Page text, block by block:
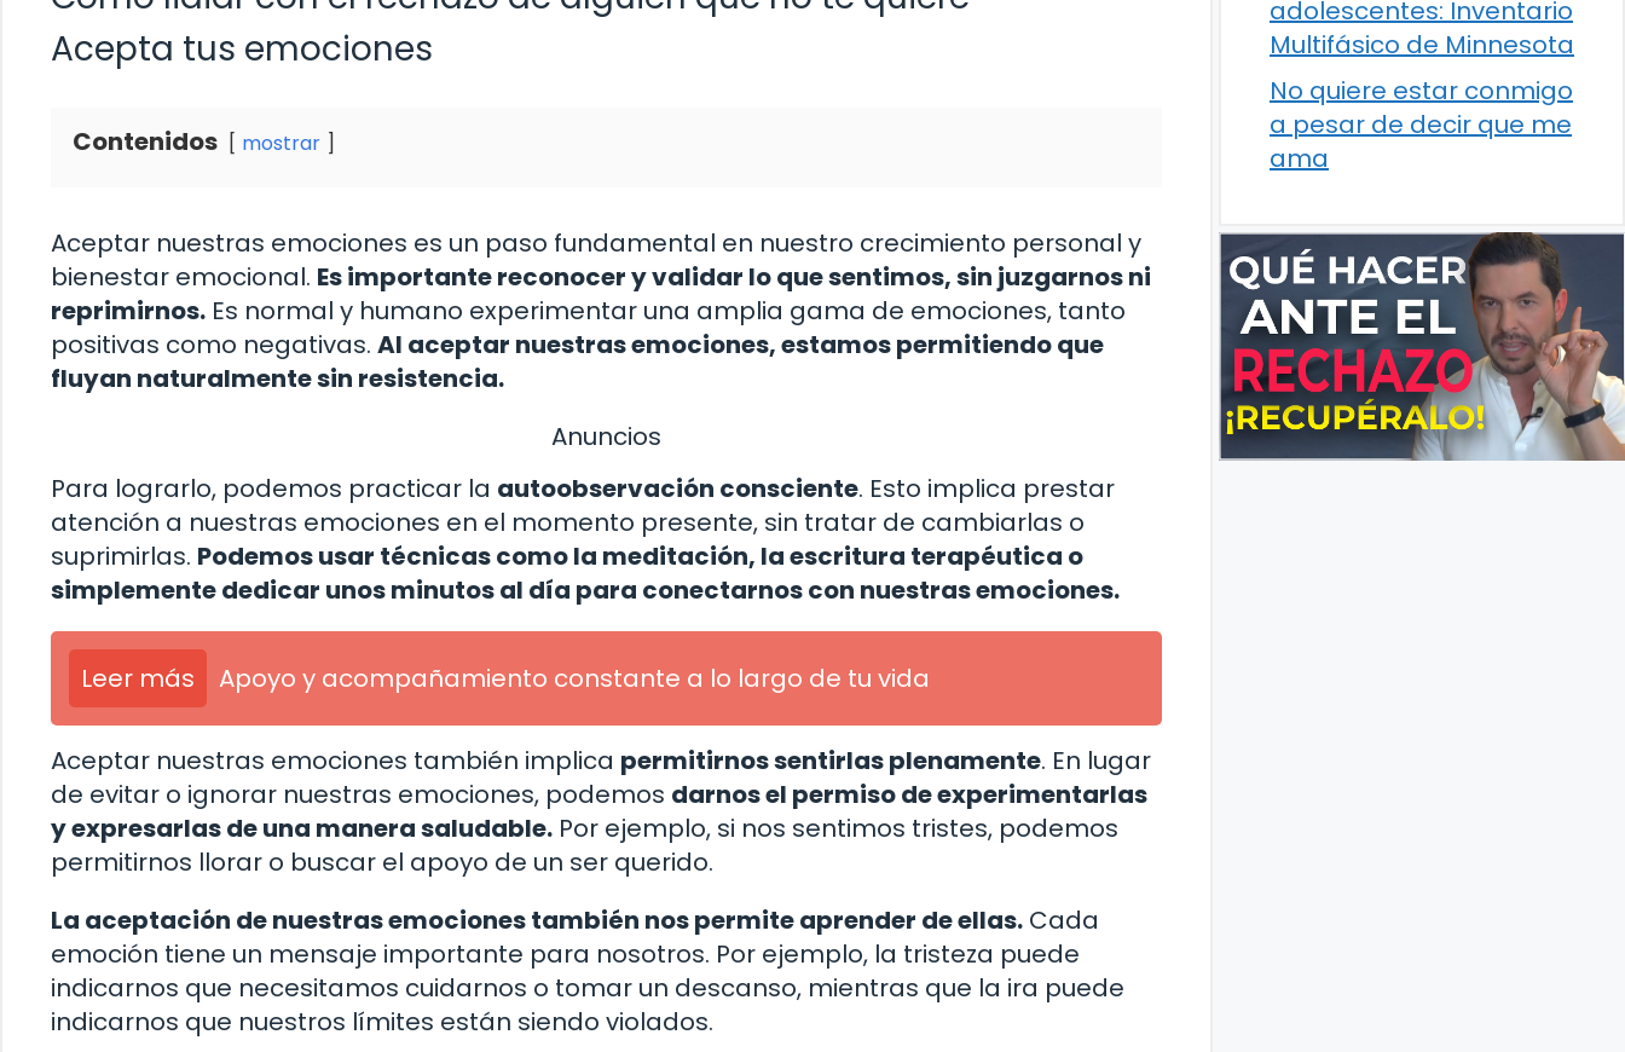
Acepta tus emociones
Contenidos mostrar
Aceptar nuestras emociones es un paso fundamental en nuestro crecimiento personal y
bienestar emocional. Es importante reconocer y validar lo que sentimos, sin juzgarnos ni
reprimirnos. Es normal y humano experimentar una amplia gama de emociones, tanto
positivas como negativas. Al aceptar nuestras emociones, estamos permitiendo que
fluyan naturalmente sin resistencia.
Anuncios
Para lograrlo, podemos practicar la autoobservación consciente. Esto implica prestar
atención a nuestras emociones en el momento presente, sin tratar de cambiarlas o
suprimirlas. Podemos usar técnicas como la meditación, la escritura terapéutica o
simplemente dedicar unos minutos al día para conectarnos con nuestras emociones.
Leer más Apoyo y acompañamiento constante a lo largo de tu vida
Aceptar nuestras emociones también implica permitirnos sentirlas plenamente. En lugar
de evitar o ignorar nuestras emociones, podemos darnos el permiso de experimentarlas
y expresarlas de una manera saludable. Por ejemplo, si nos sentimos tristes, podemos
permitirnos llorar o buscar el apoyo de un ser querido.
La aceptación de nuestras emociones también nos permite aprender de ellas. Cada
emoción tiene un mensaje importante para nosotros. Por ejemplo, la tristeza puede
indicarnos que necesitamos cuidarnos o tomar un descanso, mientras que la ira puede
indicarnos que nuestros límites están siendo violados.
adolescentes: Inventario
Multifásico de Minnesota
No quiere estar conmigo
a pesar de decir que me
ama